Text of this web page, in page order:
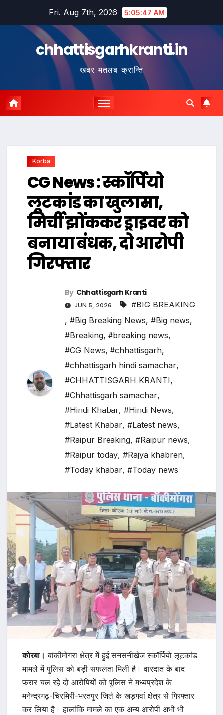
Fri. Aug 7th, 2026 5:05:48 AM
chhattisgarhkranti.in
खबर मतलब क्रान्ति
Korba
CG News : स्कॉर्पियो
लूटकांड का खुलासा,
मिर्ची झोंककर ड्राइवर को
बनाया बंधक, दो आरोपी
गिरफ्तार
By Chhattisgarh Kranti
JUN 5, 2026
#BIG BREAKING
, #Big Breaking News, #Big news,
#Breaking, #breaking news,
#CG News, #chhattisgarh,
#chhattisgarh hindi samachar,
#CHHATTISGARH KRANTI,
#Chhattisgarh samachar,
#Hindi Khabar, #Hindi News,
#Latest Khabar, #Latest news,
#Raipur Breaking, #Raipur news,
#Raipur today, #Rajya khabren,
#Today khabar, #Today news
कोरबा। बांकीमोंगरा क्षेत्र में हुई सनसनीखेज स्कॉर्पियो लूटकांड
मामले में पुलिस को बड़ी सफलता मिली है। वारदात के बाद
फरार चल रहे दो आरोपियों को पुलिस ने मध्यप्रदेश के
मनेन्द्रगढ़-चिरमिरी-भरतपुर जिले के खड़गवां क्षेत्र से गिरफ्तार
कर लिया है। हालांकि मामले का एक अन्य आरोपी अभी भी